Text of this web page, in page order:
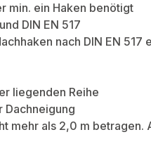
min. ein Haken benötigt
DIN EN 517
nach DIN EN
liegenden Reihe
Dachneigung
mehr als 2,0 m